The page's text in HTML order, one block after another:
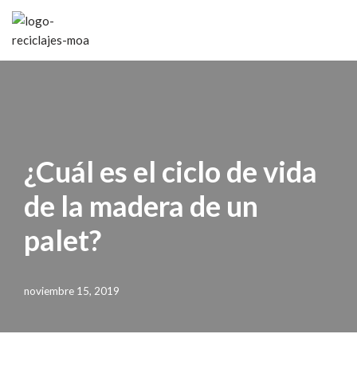
Saltar
al
¿Cuál es el ciclo de vida
de la madera de un
palet?
noviembre 15, 2019